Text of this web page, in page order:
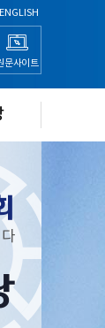
ENGLISH
문사이트